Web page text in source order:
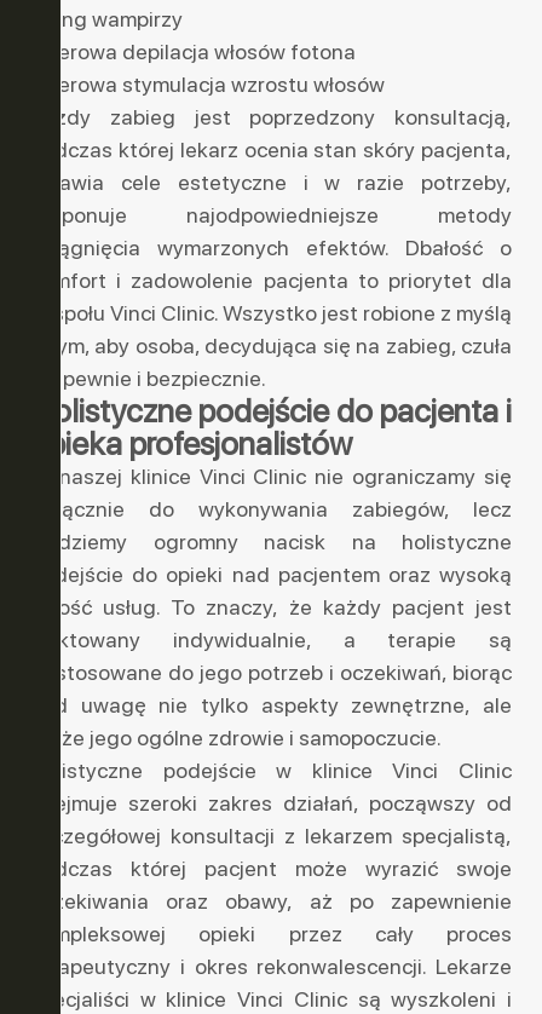
lifting wampirzy
laserowa depilacja włosów fotona
laserowa stymulacja wzrostu włosów
Każdy zabieg jest poprzedzony konsultacją,
podczas której lekarz ocenia stan skóry pacjenta,
omawia cele estetyczne i w razie potrzeby,
proponuje najodpowiedniejsze metody
osiągnięcia wymarzonych efektów. Dbałość o
komfort i zadowolenie pacjenta to priorytet dla
zespołu Vinci Clinic. Wszystko jest robione z myślą
o tym, aby osoba, decydująca się na zabieg, czuła
się pewnie i bezpiecznie.
Holistyczne podejście do pacjenta i
opieka profesjonalistów
W naszej klinice Vinci Clinic nie ograniczamy się
wyłącznie do wykonywania zabiegów, lecz
kładziemy ogromny nacisk na holistyczne
podejście do opieki nad pacjentem oraz wysoką
jakość usług. To znaczy, że każdy pacjent jest
traktowany indywidualnie, a terapie są
dostosowane do jego potrzeb i oczekiwań, biorąc
pod uwagę nie tylko aspekty zewnętrzne, ale
także jego ogólne zdrowie i samopoczucie.
Holistyczne podejście w klinice Vinci Clinic
obejmuje szeroki zakres działań, począwszy od
szczegółowej konsultacji z lekarzem specjalistą,
podczas której pacjent może wyrazić swoje
oczekiwania oraz obawy, aż po zapewnienie
kompleksowej opieki przez cały proces
terapeutyczny i okres rekonwalescencji. Lekarze
specjaliści w klinice Vinci Clinic są wyszkoleni i